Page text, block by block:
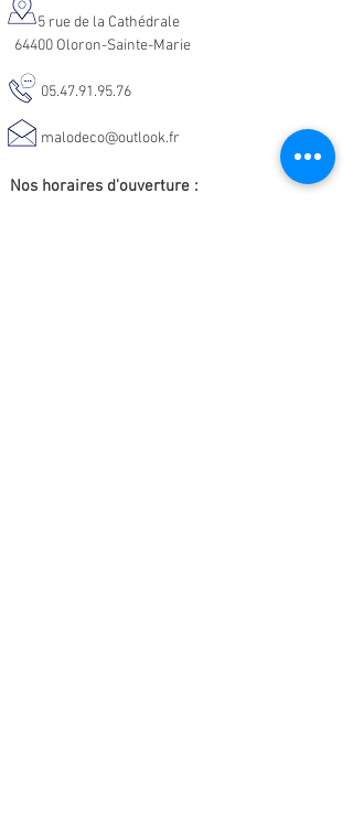
5 rue de la Cathédrale
64400 Oloron-Sainte-Marie
05.47.91.95.76
malodeco@outlook.fr
Nos horaires d'ouverture :